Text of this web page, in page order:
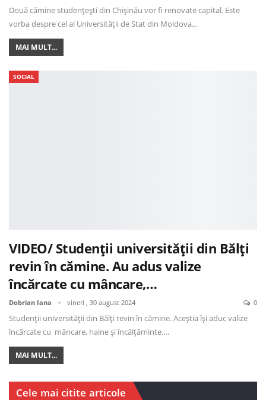
Două cămine studențești din Chișinău vor fi renovate capital. Este
vorba despre cel al Universității de Stat din Moldova…
MAI MULT...
SOCIAL
VIDEO/ Studenții universității din Bălți
revin în cămine. Au adus valize
încărcate cu mâncare,…
Dobrian Iana vineri , 30 august 2024 0
Studenții universității din Bălți revin în cămine. Aceștia își aduc valize
încărcate cu mâncare, haine și încălțăminte.…
MAI MULT...
Cele mai citite articole